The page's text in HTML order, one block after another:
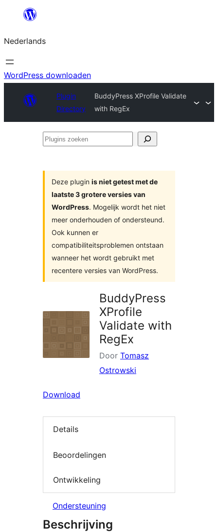
de
inhoud
Nederlands
WordPress downloaden
Plugin
Directory
BuddyPress XProfile Validate
with RegEx
Plugins
Deze plugin is niet getest met de
laatste 3 grotere versies van
WordPress. Mogelijk wordt het niet
meer onderhouden of ondersteund.
Ook kunnen er
compatibiliteitsproblemen ontstaan
wanneer het wordt gebruikt met
recentere versies van WordPress.
BuddyPress
XProfile
Validate with
RegEx
Door Tomasz
Ostrowski
Download
Details
Beoordelingen
Ontwikkeling
Ondersteuning
Beschrijving